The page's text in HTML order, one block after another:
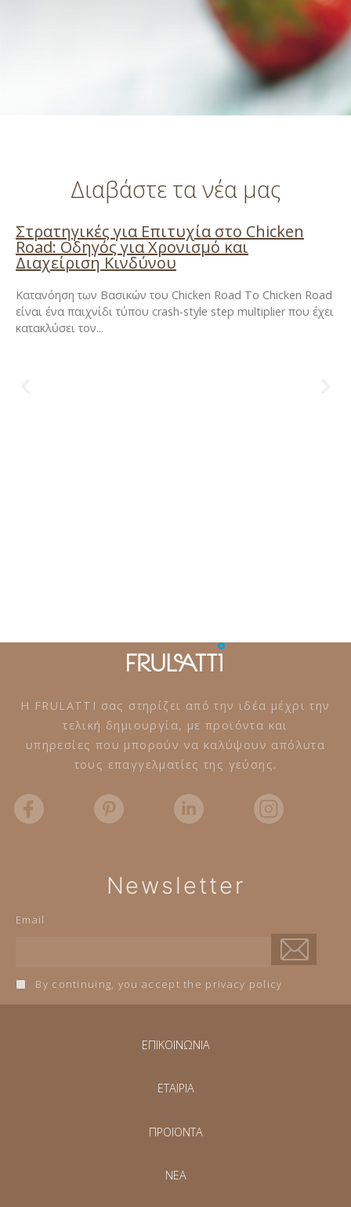
Διαβάστε τα νέα μας
Στρατηγικές για Επιτυχία στο Chicken
Road: Οδηγός για Χρονισμό και
Διαχείριση Κινδύνου
Κατανόηση των Βασικών του Chicken Road Το Chicken Road
είναι ένα παιχνίδι τύπου crash-style step multiplier που έχει
κατακλύσει τον...
Η FRULATTI σας στηρίζει από την ιδέα μέχρι την
τελική δημιουργία, με προϊόντα και
υπηρεσίες που μπορούν να καλύψουν απόλυτα
τους επαγγελματίες της γεύσης.
Newsletter
Email
By continuing, you accept the privacy policy
ΕΠΙΚΟΙΝΩΝΙΑ
ΕΤΑΙΡΙΑ
ΠΡΟΪΟΝΤΑ
NEA